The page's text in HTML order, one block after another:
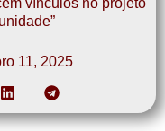
vínculos no projeto
11, 2025